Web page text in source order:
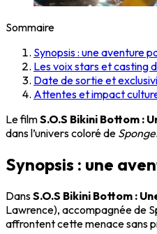
Sommaire
Synopsis : une aventure
Les voix stars et casting
Date de sortie et
Attentes et impact
Le filmS.O.S Bikini Bottom :
dans l’univers coloré de
Synopsis : une
DansS.O.S Bikini Bottom :
Lawrence), accompagnée de
affrontent cette menace sans